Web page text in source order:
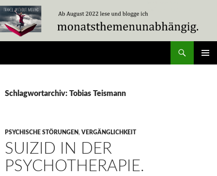
Zum
Inhalt
springen
Schlagwortarchiv: Tobias Teismann
PSYCHISCHE STÖRUNGEN, VERGÄNGLICHKEIT
SUIZID IN DER
PSYCHOTHERAPIE.